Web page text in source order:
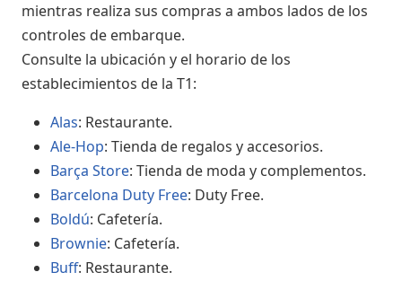
mientras realiza sus compras a ambos lados de los
controles de embarque.
Consulte la ubicación y el horario de los
establecimientos de la T1:
Alas: Restaurante.
Ale-Hop: Tienda de regalos y accesorios.
Barça Store: Tienda de moda y complementos.
Barcelona Duty Free: Duty Free.
Boldú: Cafetería.
Brownie: Cafetería.
Buff: Restaurante.